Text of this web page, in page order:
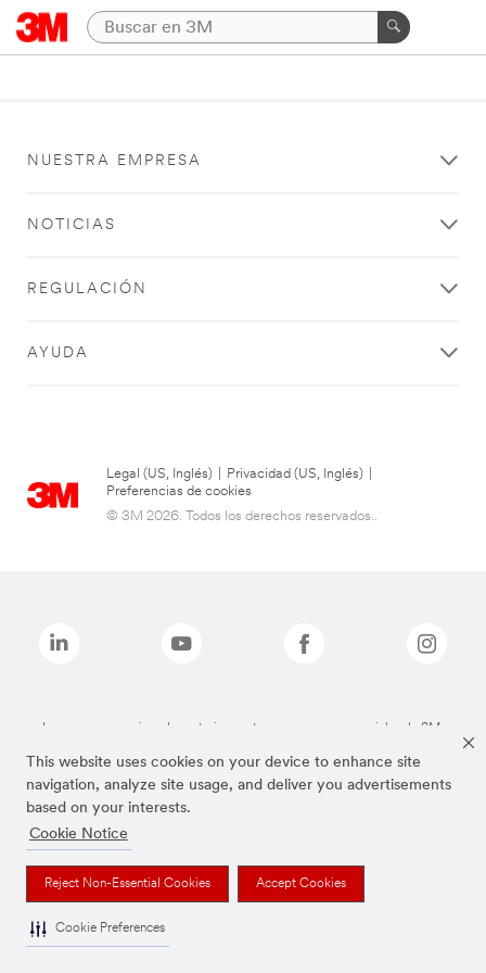
This website uses cookies on your device to enhance site
navigation, analyze site usage, and deliver you advertisements
based on your interests.
Cookie Notice
Reject Non-Essential Cookies Accept Cookies
Cookie Preferences
NUESTRA EMPRESA
NOTICIAS
REGULACIÓN
AYUDA
Legal (US, Inglés) Privacidad (US, Inglés)
Preferencias de cookies
© 3M 2026. Todos los derechos reservados..
Las marcas mencionadas anteriormente son marcas comerciales de 3M.